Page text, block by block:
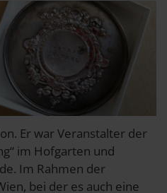
Er war Veranstalter der
im Hofgarten und
Im Rahmen der
bei der es auch eine